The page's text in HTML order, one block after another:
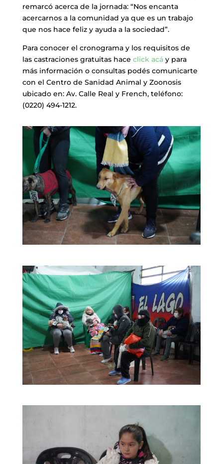
remarcó acerca de la jornada: “Nos encanta
acercarnos a la comunidad ya que es un trabajo
que nos hace feliz y ayuda a la sociedad”.
Para conocer el cronograma y los requisitos de
las castraciones gratuitas hace click acá y para
más información o consultas podés comunicarte
con el Centro de Sanidad Animal y Zoonosis
ubicado en: Av. Calle Real y French, teléfono:
(0220) 494-1212.